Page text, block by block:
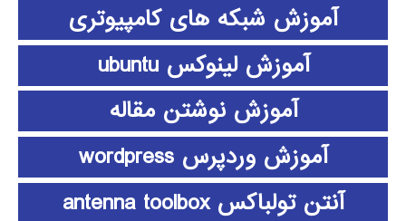
آموزش شبکه های کامپیوتری
آموزش لینوکس ubuntu
آموزش نوشتن مقاله
آموزش وردپرس wordpress
آنتن تولباکس antenna toolbox